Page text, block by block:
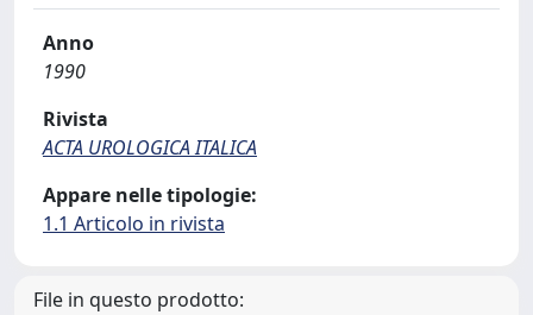
Anno
1990
Rivista
ACTA UROLOGICA ITALICA
Appare nelle tipologie:
1.1 Articolo in rivista
File in questo prodotto: